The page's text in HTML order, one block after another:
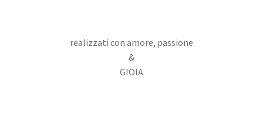
realizzati con amore, passione
&
GIOIA